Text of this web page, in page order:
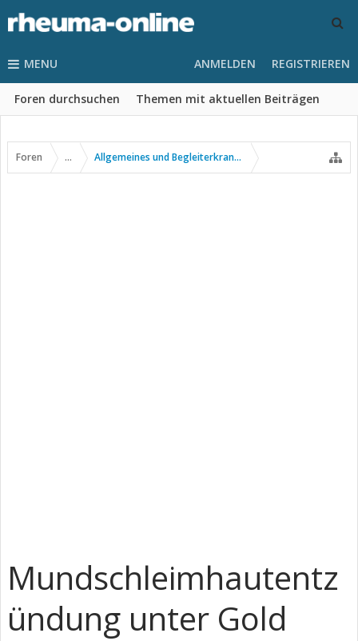
MENU
Foren durchsuchen Themen mit aktuellen Beiträgen
ANMELDEN REGISTRIEREN
Foren ... Allgemeines und Begleiterkrankungen
Mundschleimhautentz
ündung unter Gold